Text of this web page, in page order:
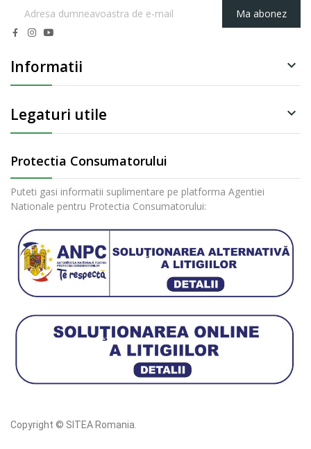
Ma abonez
Informatii 
Legaturi utile 
Protectia Consumatorului
Puteti gasi informatii suplimentare pe platforma Agentiei
Nationale pentru Protectia Consumatorului:
Copyright © SITEA Romania.